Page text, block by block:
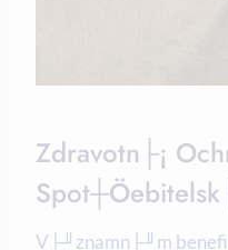
Zdravotn├¡
V├╜znamn├╜m